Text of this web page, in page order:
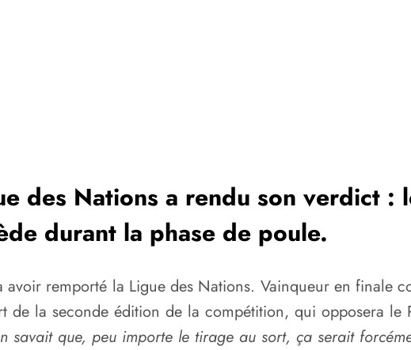
des Nations a rendu son verdict :
durant la phase de poule.
remporté la Ligue des Nations. Vainqueur en finale
la seconde édition de la compétition, qui opposera le
savait que, peu importe le tirage au sort, ça serait